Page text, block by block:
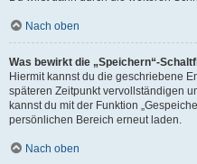
Nach oben
Was bewirkt die „Speichern“-
Hiermit kannst du die geschriebene
späteren Zeitpunkt vervollständigen
kannst du mit der Funktion
persönlichen Bereich erneut laden.
Nach oben